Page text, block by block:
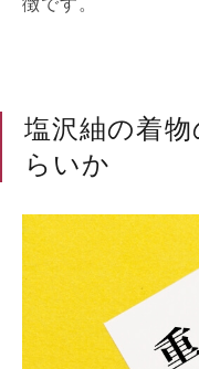
塩沢紬の着物
らいか